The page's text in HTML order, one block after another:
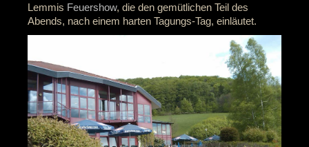
Lemmis Feuershow, die den gemütlichen Teil des
Abends, nach einem harten Tagungs-Tag, einläutet.